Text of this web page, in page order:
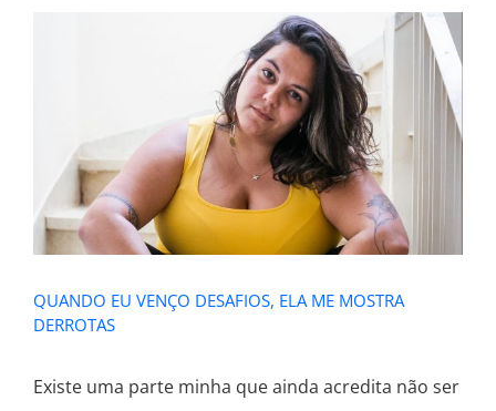
QUANDO EU VENÇO DESAFIOS, ELA
ME MOSTRA DERROTAS
QUANDO EU VENÇO DESAFIOS, ELA ME MOSTRA
DERROTAS
Existe uma parte minha que ainda acredita não ser